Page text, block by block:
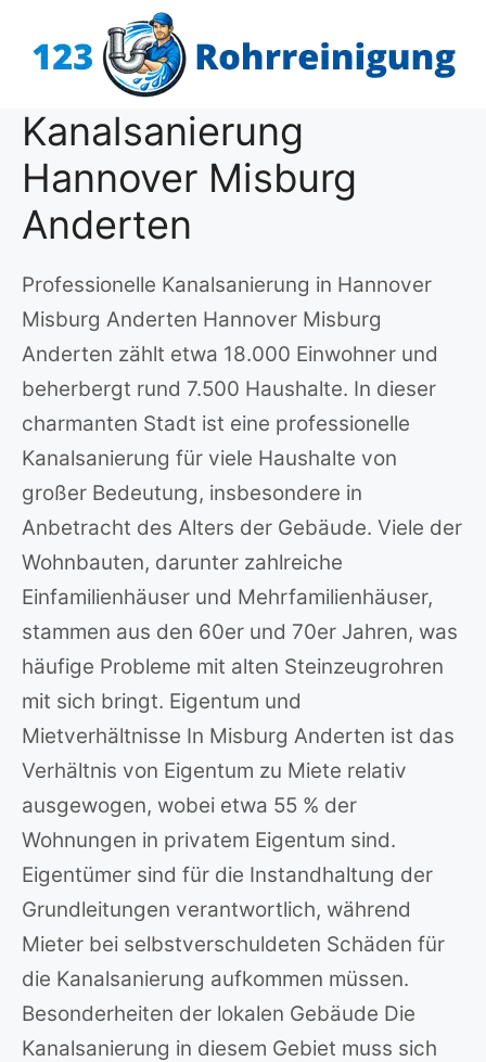
Inhalt
Kanalsanierung
Hannover Misburg
Anderten
Professionelle Kanalsanierung in Hannover
Misburg Anderten Hannover Misburg
Anderten zählt etwa 18.000 Einwohner und
beherbergt rund 7.500 Haushalte. In dieser
charmanten Stadt ist eine professionelle
Kanalsanierung für viele Haushalte von
großer Bedeutung, insbesondere in
Anbetracht des Alters der Gebäude. Viele der
Wohnbauten, darunter zahlreiche
Einfamilienhäuser und Mehrfamilienhäuser,
stammen aus den 60er und 70er Jahren, was
häufige Probleme mit alten Steinzeugrohren
mit sich bringt. Eigentum und
Mietverhältnisse In Misburg Anderten ist das
Verhältnis von Eigentum zu Miete relativ
ausgewogen, wobei etwa 55 % der
Wohnungen in privatem Eigentum sind.
Eigentümer sind für die Instandhaltung der
Grundleitungen verantwortlich, während
Mieter bei selbstverschuldeten Schäden für
die Kanalsanierung aufkommen müssen.
Besonderheiten der lokalen Gebäude Die
Kanalsanierung in diesem Gebiet muss sich